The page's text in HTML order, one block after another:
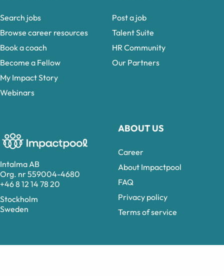
Intalma AB
Org. nr 559004-4680
+46 8 12 14 78 20
Stockholm
Sweden
ABOUT US
Career
About Impactpool
FAQ
Privacy policy
Terms of service
Search jobs
Browse career resources
Book a coach
Become a Fellow
My Impact Story
Webinars
Post a job
Talent Suite
HR Community
Our Partners